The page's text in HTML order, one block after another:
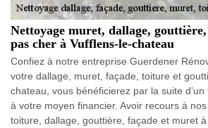
Nettoyage muret, dallage,
pas cher à Vufflens-le-chateau
Confiez à notre entreprise Guerdener
votre dallage, muret, façade, toiture et
chateau, vous bénéficierez par la suite
à votre moyen financier. Avoir recours à
toiture, dallage, gouttière, façade et muret